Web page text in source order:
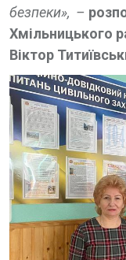
безпеки», –
Хмільницького
Віктор